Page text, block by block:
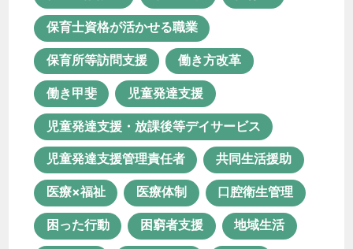
医療体制 口腔衛生管理
困った行動 困窮者支援 地域生活
地域連携 夫婦で勤務
子どもの成長 安定 安心
実習 年間行事 支援制度
支援級 放課後等デイサービス
新卒 新棟 日中サービス支援型
保育士資格が活かせる職業
保育所等訪問支援 働き方改革
働き甲斐 児童発達支援
児童発達支援・放課後等デイサービス
児童発達支援管理責任者 共同生活援助
医療×福祉 医療体制 口腔衛生管理
困った行動 困窮者支援 地域生活